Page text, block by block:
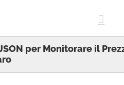
per Monitorare il